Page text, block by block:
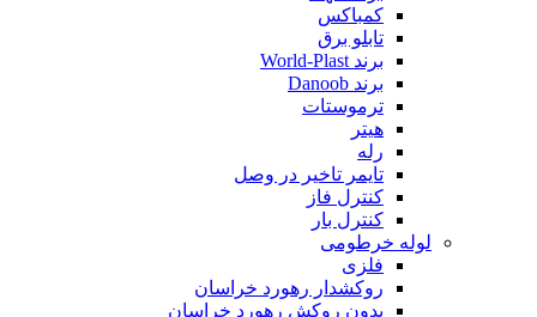
کمباکس
تابلو برق
برند World-Plast
برند Danoob
ترموستات
هیتر
رله
تایمر تاخیر در وصل
کنترل فاز
کنترل بار
لوله خرطومی
فلزی
روکشدار رهورد خراسان
بدون روکش رهورد خراسان